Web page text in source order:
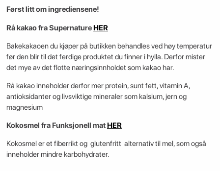
Først litt om ingrediensene!
Rå kakao fra SupernatureHER
Bakekakaoen du kjøper på butikken behandles ved høy temperatur
før den blir til det ferdige produktet du finner i hylla. Derfor mister
det mye av det flotte næringsinnholdet som kakao har.
Rå kakao inneholder derfor mer protein, sunt fett, vitamin A,
antioksidanter og livsviktige mineraler som kalsium, jern og
magnesium
Kokosmel fra Funksjonell matHER
Kokosmel er et fiberrikt og glutenfritt alternativ til mel, som også
inneholder mindre karbohydrater.